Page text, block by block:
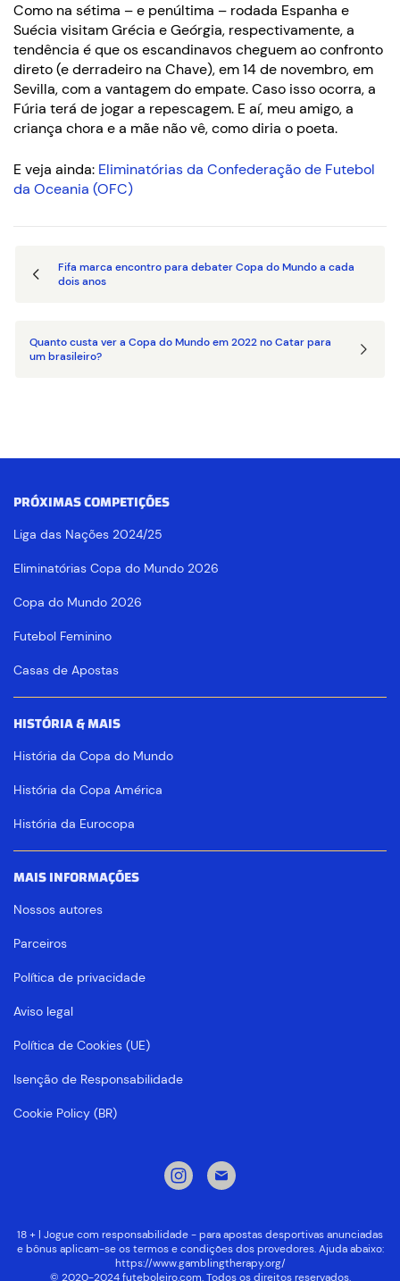
Como na sétima – e penúltima – rodada Espanha e
Suécia visitam Grécia e Geórgia, respectivamente, a
tendência é que os escandinavos cheguem ao confronto
direto (e derradeiro na Chave), em 14 de novembro, em
Sevilla, com a vantagem do empate. Caso isso ocorra, a
Fúria terá de jogar a repescagem. E aí, meu amigo, a
criança chora e a mãe não vê, como diria o poeta.
E veja ainda: Eliminatórias da Confederação de Futebol
da Oceania (OFC)
Fifa marca encontro para debater Copa do Mundo a cada
dois anos
Quanto custa ver a Copa do Mundo em 2022 no Catar para
um brasileiro?
PRÓXIMAS COMPETIÇÕES
Liga das Nações 2024/25
Eliminatórias Copa do Mundo 2026
Copa do Mundo 2026
Futebol Feminino
Casas de Apostas
HISTÓRIA & MAIS
História da Copa do Mundo
História da Copa América
História da Eurocopa
MAIS INFORMAÇÕES
Nossos autores
Parceiros
Política de privacidade
Aviso legal
Política de Cookies (UE)
Isenção de Responsabilidade
Cookie Policy (BR)
18 + | Jogue com responsabilidade - para apostas desportivas anunciadas
e bônus aplicam-se os termos e condições dos provedores. Ajuda abaixo:
https://www.gamblingtherapy.org/
© 2020-2024 futeboleiro.com. Todos os direitos reservados.